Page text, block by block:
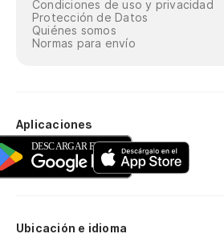
Condiciones de uso y privacidad
Protección de Datos
Quiénes somos
Normas para envío
Aplicaciones
Ubicación e idioma